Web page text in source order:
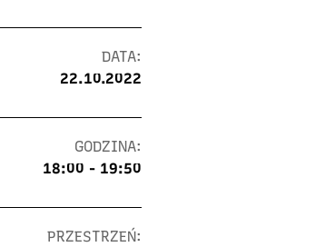
DATA:
22.10.2022
GODZINA:
18:00 - 19:50
PRZESTRZEŃ: